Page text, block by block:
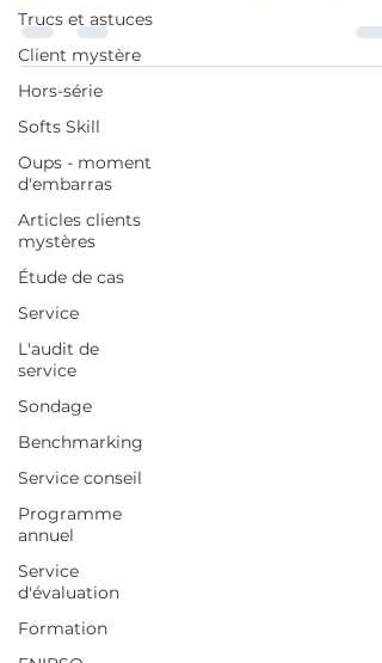
Trucs et astuces
Client mystère
Hors-série
Softs Skill
Oups - moment
d'embarras
Articles clients
mystères
Étude de cas
Service
L'audit de
service
Sondage
Benchmarking
Service conseil
Programme
annuel
Service
d'évaluation
Formation
relation humaine. Depuis 2000, ENIPSO a
réalisé des milliers d’évaluations,
accompagné des centaines
et formé des dizaines de milliers
d’employés. Une chose est claire : on ne
change pas le client, mais on peut
transformer l’échange. Cet article marque
nos 25 ans et ouvre la discussion sur ce
que le service est devenu — et ce qu’il doit
rester.